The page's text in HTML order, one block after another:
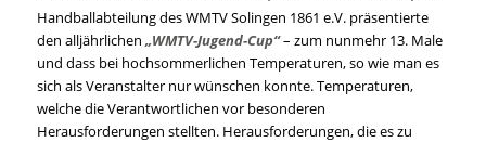
Handballabteilung des WMTV Solingen 1861 e.V. präsentierte
den alljährlichen „WMTV-Jugend-Cup“– zum nunmehr 13. Male
und dass bei hochsommerlichen Temperaturen, so wie man es
sich als Veranstalter nur wünschen konnte. Temperaturen,
welche die Verantwortlichen vor besonderen
Herausforderungen stellten. Herausforderungen, die es zu